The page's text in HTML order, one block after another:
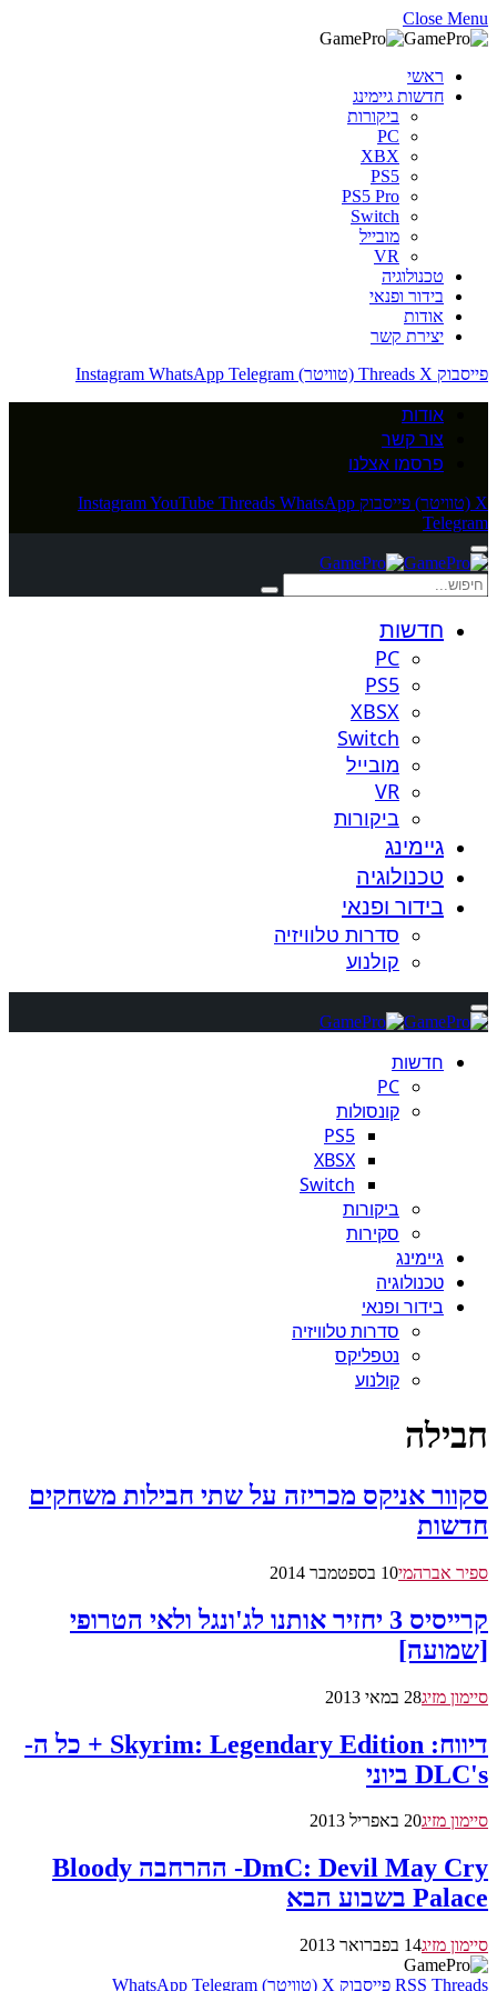
Close Menu
ראשי
חדשות גיימינג
ביקורות
PC
XBX
PS5
PS5 Pro
Switch
מובייל
VR
טכנולוגיה
בידור ופנאי
אודות
יצירת קשר
פייסבוק
Threads X (טוויטר) Instagram WhatsApp Telegram
אודות
צור קשר
פרסמו אצלנו
X (טוויטר) פייסבוק InstagramYouTube Threads WhatsApp
Telegram
חדשות
PC
PS5
XBSX
Switch
מובייל
VR
ביקורות
גיימינג
טכנולוגיה
בידור ופנאי
סדרות טלוויזיה
קולנוע
חדשות
PC
קונסולות
PS5
XBSX
Switch
ביקורות
סקירות
גיימינג
טכנולוגיה
בידור ופנאי
סדרות טלוויזיה
נטפליקס
קולנוע
חבילה
סקוור אניקס מכריזה על שתי חבילות משחקים
חדשות
ספיר אברהמי10 בספטמבר 2014
קרייסיס 3 יחזיר אותנו לג'ונגל ולאי הטרופי
[שמועה]
סיימון מזיג28 במאי 2013
דיווח: Skyrim: Legendary Edition + כל ה-
DLC's ביוני
סיימון מזיג20 באפריל 2013
DmC: Devil May Cry- ההרחבה Bloody
Palace בשבוע הבא
סיימון מזיג14 בפברואר 2013
RSS Threads פייסבוק X (טוויטר) WhatsApp Telegram